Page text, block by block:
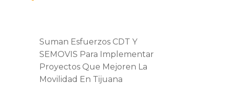
Suman Esfuerzos CDT Y
SEMOVIS Para Implementar
Proyectos Que Mejoren La
Movilidad En Tijuana